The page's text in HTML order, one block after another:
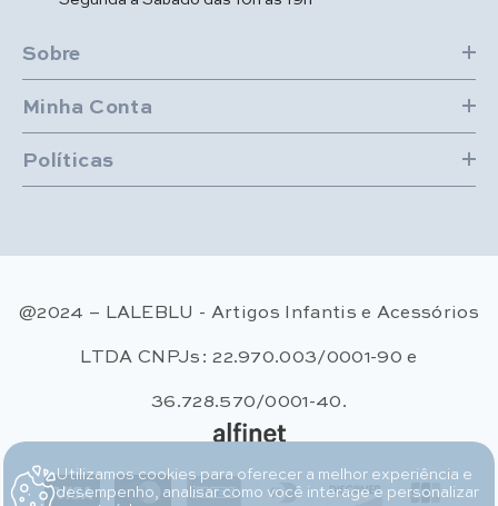
Sobre
Minha Conta
Políticas
@2024 – LALEBLU - Artigos Infantis e Acessórios
LTDA CNPJs: 22.970.003/0001-90 e
36.728.570/0001-40.
Métodos de pagamento
Utilizamos cookies para oferecer a melhor experiência e
desempenho, analisar como você interage e personalizar